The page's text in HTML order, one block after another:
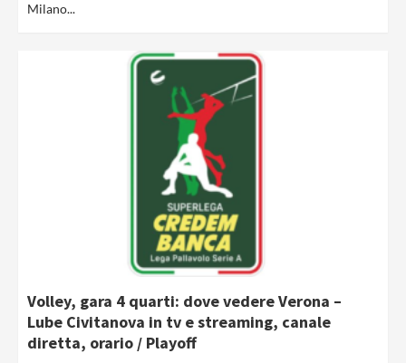
Milano...
Volley, gara 4 quarti: dove vedere Verona –
Lube Civitanova in tv e streaming, canale
diretta, orario / Playoff